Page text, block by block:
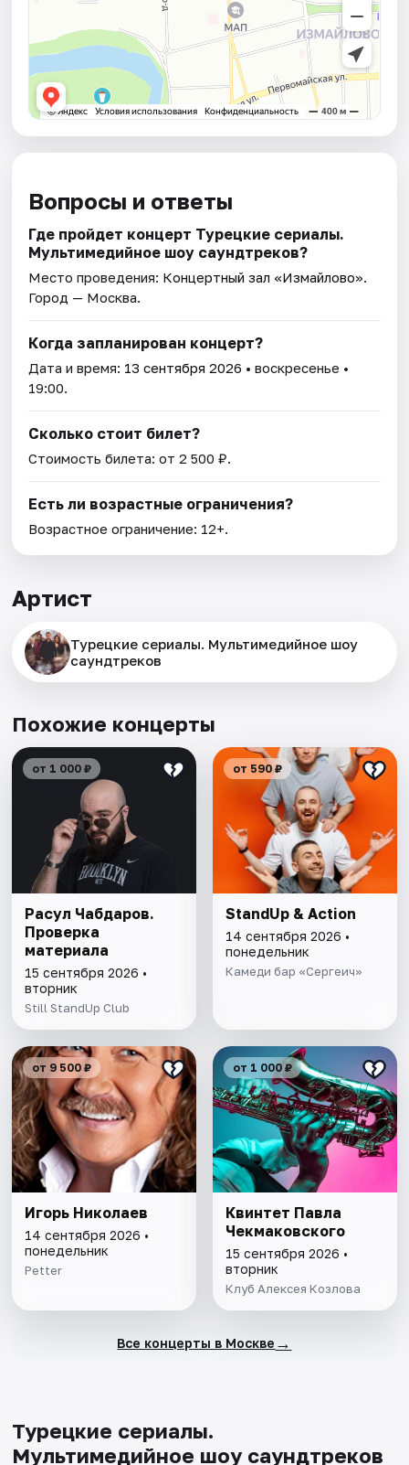
Вопросы и ответы
Где пройдет концерт Турецкие сериалы.
Мультимедийное шоу саундтреков?
Место проведения: Концертный зал «Измайлово».
Город — Москва.
Когда запланирован концерт?
Дата и время: 13 сентября 2026 • воскресенье •
19:00.
Сколько стоит билет?
Стоимость билета: от 2 500 ₽.
Есть ли возрастные ограничения?
Возрастное ограничение: 12+.
Артист
Турецкие сериалы. Мультимедийное шоу
саундтреков
Похожие концерты
от 1 000 ₽
Расул Чабдаров.
Проверка
материала
15 сентября 2026 •
вторник
Still StandUp Club
от 590 ₽
StandUp & Action
14 сентября 2026 •
понедельник
Камеди бар «Сергеич»
от 9 500 ₽
Игорь Николаев
14 сентября 2026 •
понедельник
Petter
от 1 000 ₽
Квинтет Павла
Чекмаковского
15 сентября 2026 •
вторник
Клуб Алексея Козлова
Все концерты в Москве →
Турецкие сериалы.
Мультимедийное шоу саундтреков